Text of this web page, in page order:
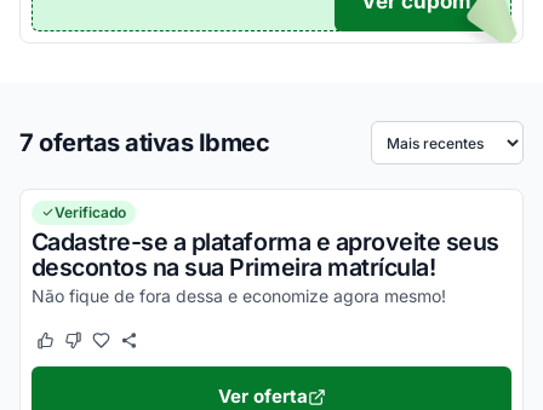
7 ofertas ativas Ibmec Ordenar por
Verificado
Cadastre-se a plataforma e aproveite seus
descontos na sua Primeira matrícula!
Não fique de fora dessa e economize agora mesmo!
Este cupom funcionou
Este cupom não funcionou
Ver oferta